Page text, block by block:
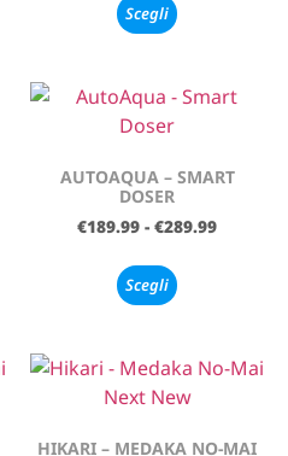
Scegli
AUTOAQUA – SMART
DOSER
€189.99 - €289.99
Scegli
HIKARI – MEDAKA NO-MAI